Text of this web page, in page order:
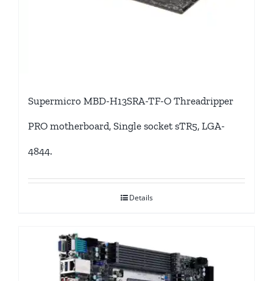
Supermicro MBD-H13SRA-TF-O Threadripper
PRO motherboard, Single socket sTR5, LGA-
4844.
Details